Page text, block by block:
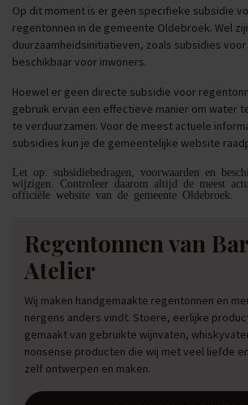
Op dit moment is er geen specifieke subsidie
regentonnen in de gemeente Oldebroek. Wel
duurzaamheidsinitiatieven, zoals subsidies
beschikbaar voor inwoners.
Hoewel er geen directe subsidie voor
gebruik ervan een effectieve manier om water
te verduurzamen. Voor de meest actuele
subsidies kun je de gemeentelijke website
Let op: subsidiebedragen, voorwaarden en
wijzigen. Controleer daarom altijd de meest
officiële website van de gemeente Oldebroek.
Regentonnen van
Atelier
Wij maken handgemaakte regentonnen en
nergens anders vindt. Stoere, eerlijke
gemaakt van gebruikte wijnvaten,
nonsense producten die wij met veel liefde
zelf ontwerpen en maken.